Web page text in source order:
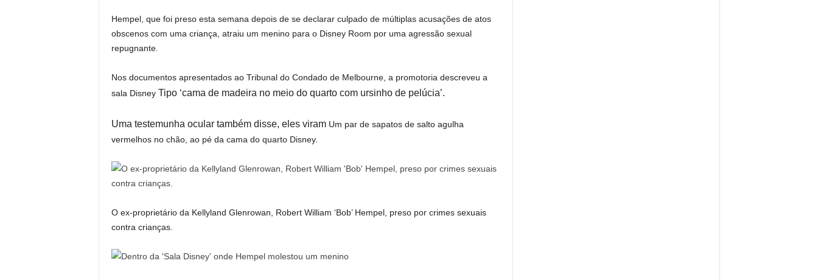
Hempel, que foi preso esta semana depois de se declarar culpado de múltiplas acusações de atos
obscenos com uma criança, atraiu um menino para o Disney Room por uma agressão sexual
repugnante.
Nos documentos apresentados ao Tribunal do Condado de Melbourne, a promotoria descreveu a
sala Disney Tipo ‘cama de madeira no meio do quarto com ursinho de pelúcia’.
Uma testemunha ocular também disse, eles viram Um par de sapatos de salto agulha
vermelhos no chão, ao pé da cama do quarto Disney.
O ex-proprietário da Kellyland Glenrowan, Robert William ‘Bob’ Hempel, preso por crimes sexuais
contra crianças.